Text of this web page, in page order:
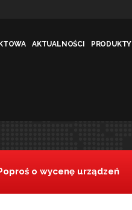
AKTUALNOŚCI PRODUKTY
o wycenę urządzeń